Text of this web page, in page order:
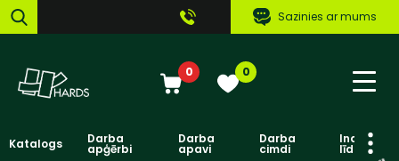
Sazinies ar mums
0 0
Katalogs Darba
apģērbi
Darba
apavi
Darba
cimdi līdzekļi